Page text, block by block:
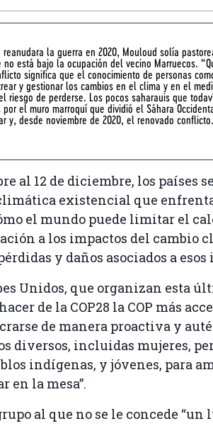
reanudara la guerra en 2020, Mouloud solía
no está bajo la ocupación del vecino Marruecos.
significa que el conocimiento de personas
y gestionar los cambios en el clima y en el
riesgo de perderse. Los pocos saharauis que
el muro marroquí que dividió el Sáhara
y, desde noviembre de 2020, el renovado
al 12 de diciembre, los países
existencial que
el mundo puede limitar el
a los impactos del cambio
y daños asociados a esos
Unidos, que organizan esta
de la COP28 la COP más
de manera proactiva y
diversos, incluidas mujeres,
indígenas, y jóvenes, para
en la mesa”.
al que no se le concede “un